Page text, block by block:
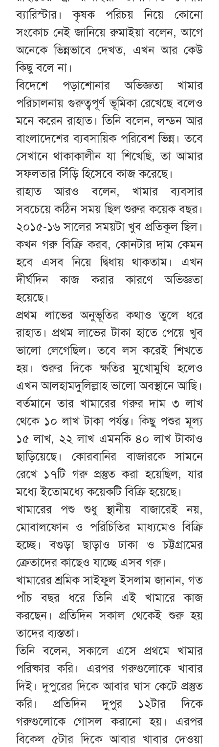
ব্যারিস্টার। কৃষক পরিচয় নিয়ে কোনো
সংকোচ নেই জানিয়ে রুমাইয়া বলেন, আগে
অনেকে ভিন্নভাবে দেখত, এখন আর কেউ
কিছু বলে না।
বিদেশে পড়াশোনার অভিজ্ঞতা খামার
পরিচালনায় গুরুত্বপূর্ণ ভূমিকা রেখেছে বলেও
মনে করেন রাহাত। তিনি বলেন, লন্ডন আর
বাংলাদেশের ব্যবসায়িক পরিবেশ ভিন্ন। তবে
সেখানে থাকাকালীন যা শিখেছি, তা আমার
সফলতার সিঁড়ি হিসেবে কাজ করেছে।
রাহাত আরও বলেন, খামার ব্যবসার
সবচেয়ে কঠিন সময় ছিল শুরুর কয়েক বছর।
২০১৫-১৬ সালের সময়টা খুব প্রতিকূল ছিল।
কখন গরু বিক্রি করব, কোনটার দাম কেমন
হবে এসব নিয়ে দ্বিধায় থাকতাম। এখন
দীর্ঘদিন কাজ করার কারণে অভিজ্ঞতা
হয়েছে।
প্রথম লাভের অনুভূতির কথাও তুলে ধরে
রাহাত। প্রথম লাভের টাকা হাতে পেয়ে খুব
ভালো লেগেছিল। তবে লস করেই শিখতে
হয়। শুরুর দিকে ক্ষতির মুখোমুখি হলেও
এখন আলহামদুলিল্লাহ ভালো অবস্থানে আছি।
বর্তমানে তার খামারের গরুর দাম ৩ লাখ
থেকে ১০ লাখ টাকা পর্যন্ত। কিছু পশুর মূল্য
১৫ লাখ, ২২ লাখ এমনকি ৪০ লাখ টাকাও
ছাড়িয়েছে। কোরবানির বাজারকে সামনে
রেখে ১৭টি গরু প্রস্তুত করা হয়েছিল, যার
মধ্যে ইতোমধ্যে কয়েকটি বিক্রি হয়েছে।
খামারের পশু শুধু স্থানীয় বাজারেই নয়,
মোবালফোন ও পরিচিতির মাধ্যমেও বিক্রি
হচ্ছে। বগুড়া ছাড়াও ঢাকা ও চট্টগ্রামের
ক্রেতাদের কাছেও যাচ্ছে এসব গরু।
খামারের শ্রমিক সাইফুল ইসলাম জানান, গত
পাঁচ বছর ধরে তিনি এই খামারে কাজ
করছেন। প্রতিদিন সকাল থেকেই শুরু হয়
তাদের ব্যস্ততা।
তিনি বলেন, সকালে এসে প্রথমে খামার
পরিষ্কার করি। এরপর গরুগুলোকে খাবার
দিই। দুপুরের দিকে আবার ঘাস কেটে প্রস্তুত
করি। প্রতিদিন দুপুর ১২টার দিকে
গরুগুলোকে গোসল করানো হয়। এরপর
বিকেল ৫টার দিকে আবার খাবার দেওয়া